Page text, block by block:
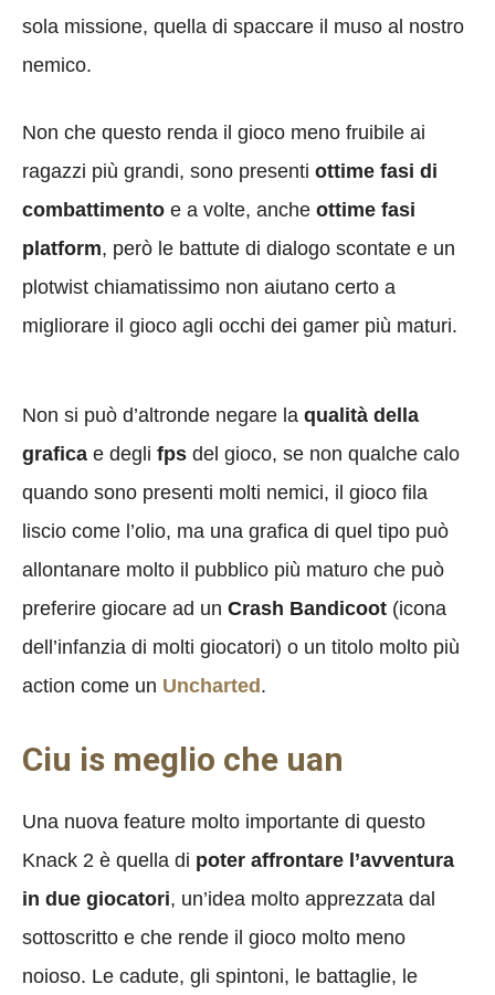
sola missione, quella di spaccare il muso al nostro
nemico.
Non che questo renda il gioco meno fruibile ai
ragazzi più grandi, sono presenti ottime fasi di
combattimento e a volte, anche ottime fasi
platform, però le battute di dialogo scontate e un
plotwist chiamatissimo non aiutano certo a
migliorare il gioco agli occhi dei gamer più maturi.
Non si può d’altronde negare la qualità della
grafica e degli fps del gioco, se non qualche calo
quando sono presenti molti nemici, il gioco fila
liscio come l’olio, ma una grafica di quel tipo può
allontanare molto il pubblico più maturo che può
preferire giocare ad un Crash Bandicoot (icona
dell’infanzia di molti giocatori) o un titolo molto più
action come un Uncharted.
Ciu is meglio che uan
Una nuova feature molto importante di questo
Knack 2 è quella di poter affrontare l’avventura
in due giocatori, un’idea molto apprezzata dal
sottoscritto e che rende il gioco molto meno
noioso. Le cadute, gli spintoni, le battaglie, le